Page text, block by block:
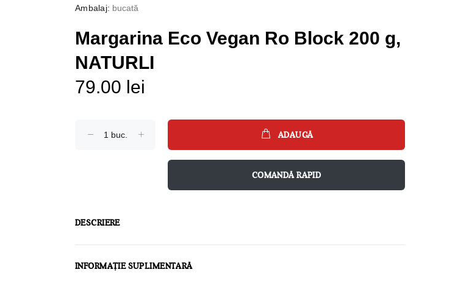
Ambalaj: bucată
Margarina Eco Vegan Ro Block 200 g,
NATURLI
79.00 lei
ADAUGĂ
COMANDĂ RAPID
DESCRIERE
INFORMAȚIE SUPLIMENTARĂ